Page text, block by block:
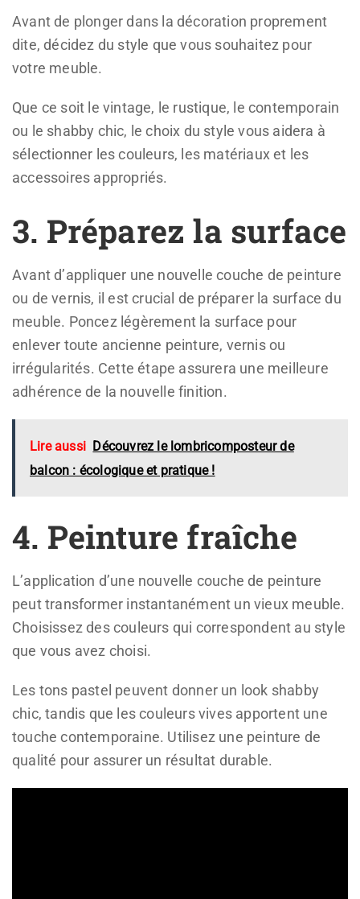
Avant de plonger dans la décoration proprement
dite, décidez du style que vous souhaitez pour
votre meuble.
Que ce soit le vintage, le rustique, le contemporain
ou le shabby chic, le choix du style vous aidera à
sélectionner les couleurs, les matériaux et les
accessoires appropriés.
3. Préparez la surface
Avant d’appliquer une nouvelle couche de peinture
ou de vernis, il est crucial de préparer la surface du
meuble. Poncez légèrement la surface pour
enlever toute ancienne peinture, vernis ou
irrégularités. Cette étape assurera une meilleure
adhérence de la nouvelle finition.
Lire aussi Découvrez le lombricomposteur de
balcon : écologique et pratique !
4. Peinture fraîche
L’application d’une nouvelle couche de peinture
peut transformer instantanément un vieux meuble.
Choisissez des couleurs qui correspondent au style
que vous avez choisi.
Les tons pastel peuvent donner un look shabby
chic, tandis que les couleurs vives apportent une
touche contemporaine. Utilisez une peinture de
qualité pour assurer un résultat durable.